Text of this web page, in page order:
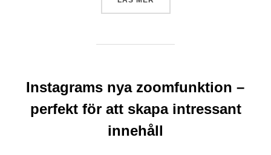
Instagrams nya zoomfunktion –
perfekt för att skapa intressant
innehåll